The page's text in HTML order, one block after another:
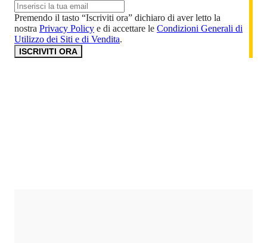
Premendo il tasto “Iscriviti ora” dichiaro di aver letto la
nostra Privacy Policy e di accettare le Condizioni Generali di
Utilizzo dei Siti e di Vendita.
ISCRIVITI ORA